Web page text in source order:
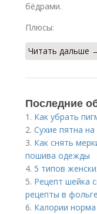
бёдрами.
Плюсы:
Читать дальше
Последние
1. Как убрать
2. Сухие пятна
3. Как снять
пошива одежды
4. 5 типов
5. Рецепт шейка
рецепты в
6. Калории